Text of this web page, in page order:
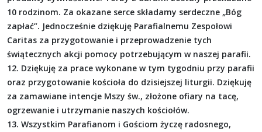
10 rodzinom. Za okazane serce składamy serdeczne „Bóg
zapłać”. Jednocześnie dziękuję Parafialnemu Zespołowi
Caritas za przygotowanie i przeprowadzenie tych
świątecznych akcji pomocy potrzebującym w naszej parafii.
12. Dziękuję za prace wykonane w tym tygodniu przy parafii
oraz przygotowanie kościoła do dzisiejszej liturgii. Dziękuję
za zamawiane intencje Mszy św., złożone ofiary na tacę,
ogrzewanie i utrzymanie naszych kościołów.
13. Wszystkim Parafianom i Gościom życzę radosnego,